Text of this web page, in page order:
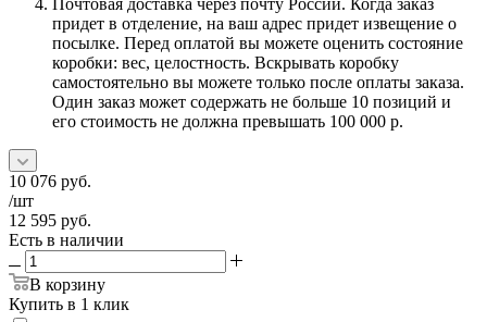
Почтовая доставка через почту России. Когда заказ
придет в отделение, на ваш адрес придет извещение о
посылке. Перед оплатой вы можете оценить состояние
коробки: вес, целостность. Вскрывать коробку
самостоятельно вы можете только после оплаты заказа.
Один заказ может содержать не больше 10 позиций и
его стоимость не должна превышать 100 000 р.
10 076 руб.
/шт
12 595 руб.
Есть в наличии
В корзину
Купить в 1 клик